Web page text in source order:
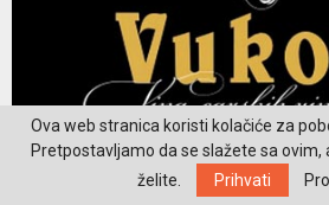
Ova web stranica koristi kolačiće za
Pretpostavljamo da se slažete sa
želite.
Prihvati